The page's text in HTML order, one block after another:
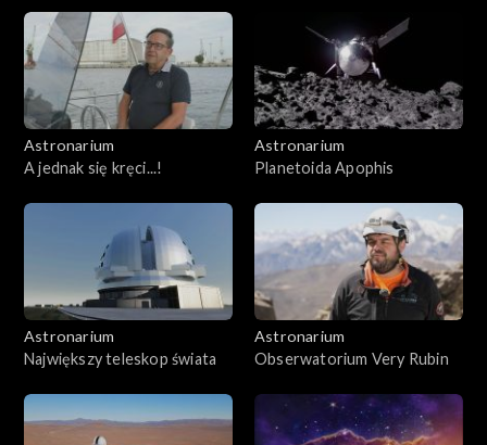
Astronarium
A jednak się kręci...!
Astronarium
Planetoida Apophis
Astronarium
Największy teleskop świata
Astronarium
Obserwatorium Very Rubin